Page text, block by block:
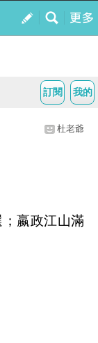
我的
訂閱
杜老爺
嬴政江山滿